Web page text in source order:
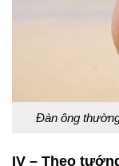
Đàn ông
IV – Theo